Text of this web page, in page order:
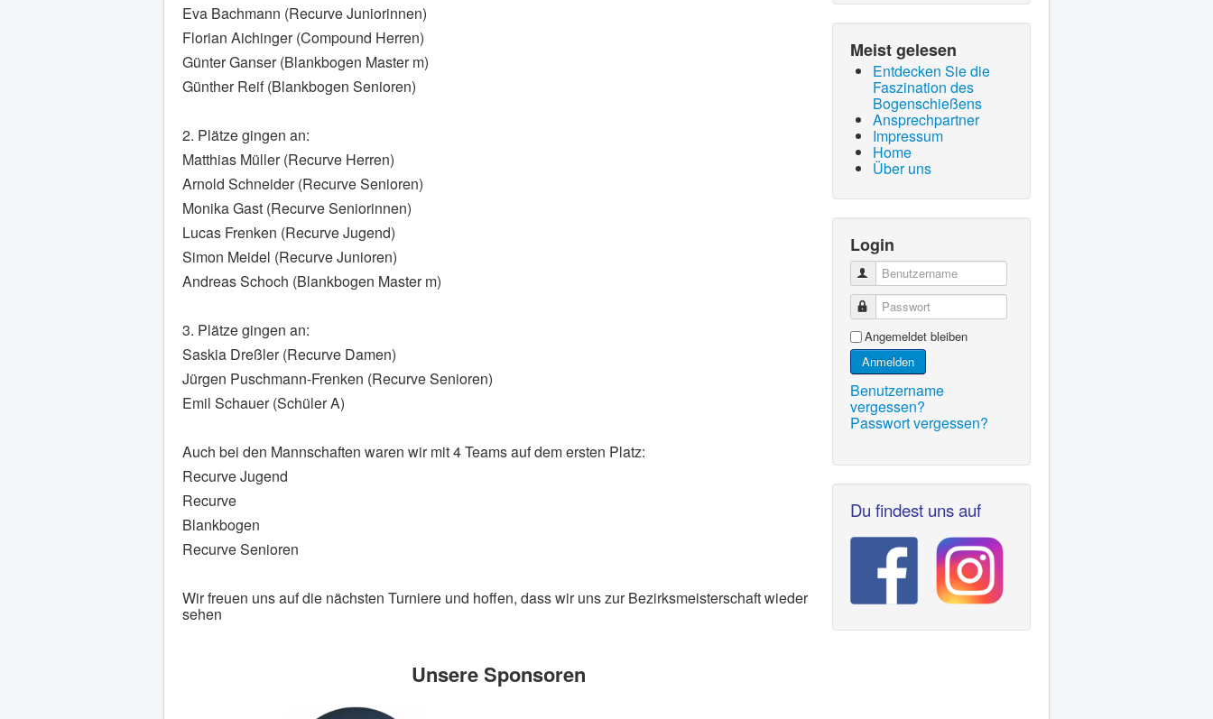
Eva Bachmann (Recurve Juniorinnen)
Florian Aichinger (Compound Herren)
Günter Ganser (Blankbogen Master m)
Günther Reif (Blankbogen Senioren)
2. Plätze gingen an:
Matthias Müller (Recurve Herren)
Arnold Schneider (Recurve Senioren)
Monika Gast (Recurve Seniorinnen)
Lucas Frenken (Recurve Jugend)
Simon Meidel (Recurve Junioren)
Andreas Schoch (Blankbogen Master m)
3. Plätze gingen an:
Saskia Dreßler (Recurve Damen)
Jürgen Puschmann-Frenken (Recurve Senioren)
Emil Schauer (Schüler A)
Auch bei den Mannschaften waren wir mit 4 Teams auf dem ersten Platz:
Recurve Jugend
Recurve
Blankbogen
Recurve Senioren
Wir freuen uns auf die nächsten Turniere und hoffen, dass wir uns zur Bezirksmeisterschaft wieder
sehen
Unsere Sponsoren
Meist gelesen
Entdecken Sie die
Faszination des
Bogenschießens
Ansprechpartner
Impressum
Home
Über uns
Login
Benutzername
Passwort
Angemeldet bleiben
Anmelden
Benutzername
vergessen?
Passwort vergessen?
Du findest uns auf